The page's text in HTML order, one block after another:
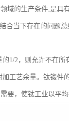
域的生产条件,是具
合当下存在的问题
1/2，则允许不在所
工艺余量。钛锻件
要，使钛工业以平均